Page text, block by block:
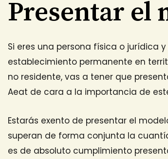
Presentar el
Si eres una persona física o jurídica
establecimiento permanente en
no residente, vas a tener que
Aeat de cara a la importancia de
Estarás exento de presentar el
superan de forma conjunta la
es de absoluto cumplimiento